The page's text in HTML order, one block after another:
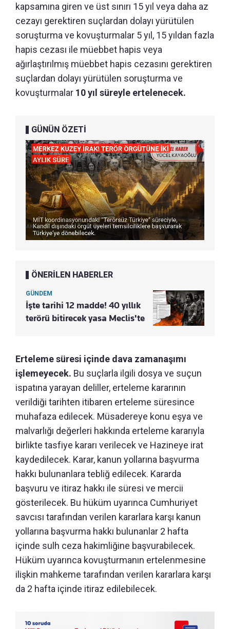
kapsamına giren ve üst sınırı 15 yıl veya daha az
cezayı gerektiren suçlardan dolayı yürütülen
soruşturma ve kovuşturmalar 5 yıl, 15 yıldan fazla
hapis cezası ile müebbet hapis veya
ağırlaştırılmış müebbet hapis cezasını gerektiren
suçlardan dolayı yürütülen soruşturma ve
kovuşturmalar 10 yıl süreyle ertelenecek.
GÜNÜN ÖZETİ
ÖNERİLEN HABERLER
GÜNDEM
İşte tarihi 12 madde! 40 yıllık
terörü bitirecek yasa Meclis'te
Erteleme süresi içinde dava zamanaşımı
işlemeyecek. Bu suçlarla ilgili dosya ve suçun
ispatına yarayan deliller, erteleme kararının
verildiği tarihten itibaren erteleme süresince
muhafaza edilecek. Müsadereye konu eşya ve
malvarlığı değerleri hakkında erteleme kararıyla
birlikte tasfiye kararı verilecek ve Hazineye irat
kaydedilecek. Karar, kanun yollarına başvurma
hakkı bulunanlara tebliğ edilecek. Kararda
başvuru ve itiraz hakkı ile süresi ve mercii
gösterilecek. Bu hüküm uyarınca Cumhuriyet
savcısı tarafından verilen kararlara karşı kanun
yollarına başvurma hakkı bulunanlar 2 hafta
içinde sulh ceza hakimliğine başvurabilecek.
Hüküm uyarınca kovuşturmanın ertelenmesine
ilişkin mahkeme tarafından verilen kararlara karşı
da 2 hafta içinde itiraz edilebilecek.